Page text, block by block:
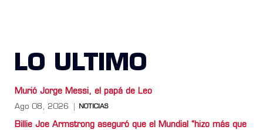
LO ULTIMO
Murió Jorge Messi, el papá de Leo
Ago 08, 2026 NOTICIAS
Billie Joe Armstrong aseguró que el Mundial “hizo más que